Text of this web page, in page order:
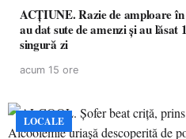
ACȚIUNE. Razie de amploare
au dat sute de amenzi și au
singură zi
acum 15 ore
LOCALE